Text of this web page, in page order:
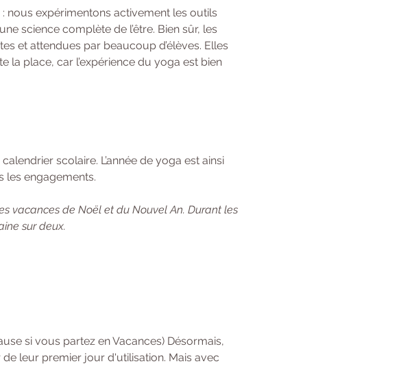
nous expérimentons activement les outils
science complète de l’être. Bien sûr, les
et attendues par beaucoup d’élèves. Elles
la place, car l’expérience du yoga est bien
scolaire. L’année de yoga est ainsi
les engagements.
vacances de Noël et du Nouvel An. Durant les
sur deux.
si vous partez en Vacances) Désormais,
leur premier jour d'utilisation. Mais avec